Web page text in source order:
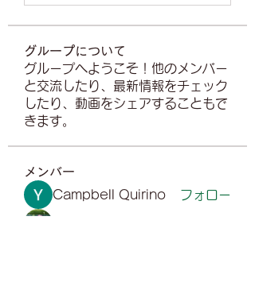
グループについて
グループへようこそ！他のメンバー
と交流したり、最新情報をチェック
したり、動画をシェアすることもで
きます。
メンバー
Campbell Quirino
フォロー